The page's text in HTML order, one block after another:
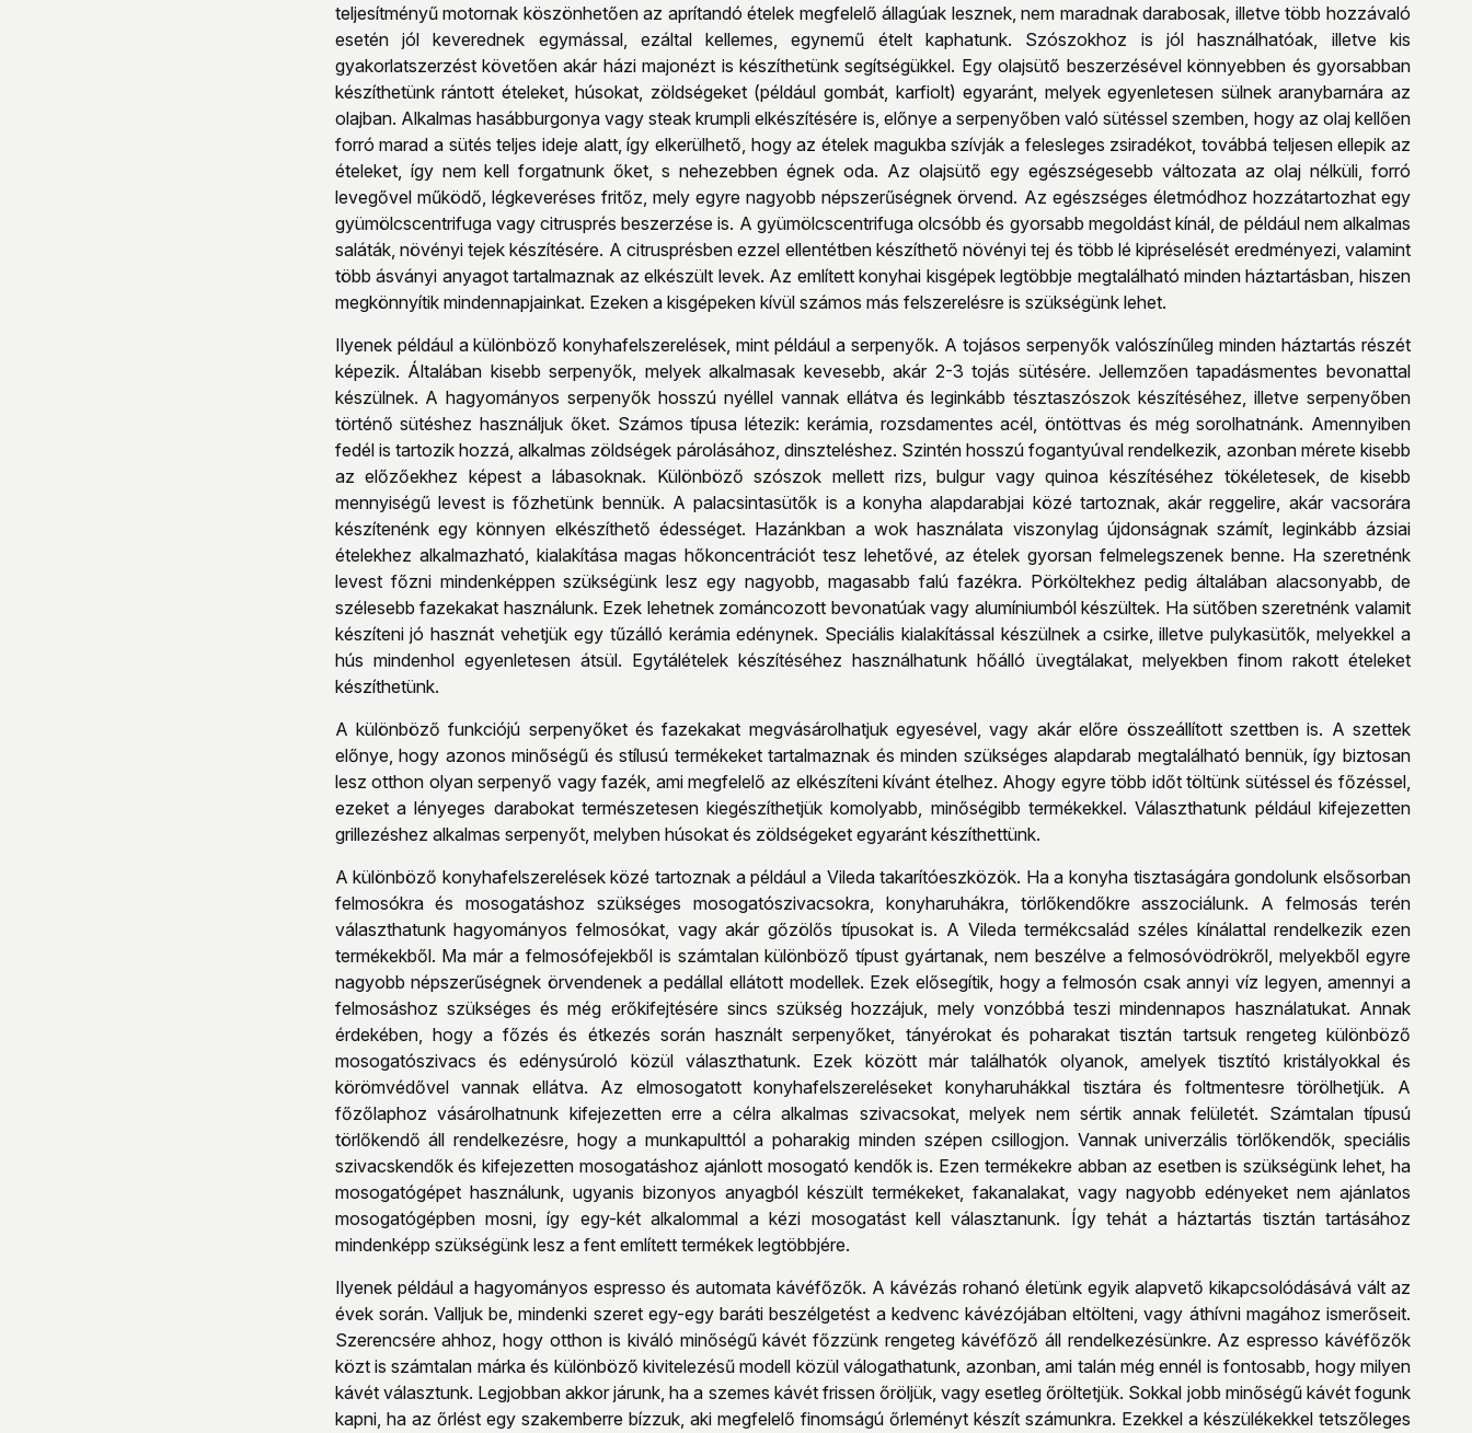
teljesítményű motornak köszönhetően az aprítandó ételek megfelelő állagúak lesznek, nem maradnak darabosak, illetve több hozzávaló
esetén jól keverednek egymással, ezáltal kellemes, egynemű ételt kaphatunk. Szószokhoz is jól használhatóak, illetve kis
gyakorlatszerzést követően akár házi majonézt is készíthetünk segítségükkel. Egy olajsütő beszerzésével könnyebben és gyorsabban
készíthetünk rántott ételeket, húsokat, zöldségeket (például gombát, karfiolt) egyaránt, melyek egyenletesen sülnek aranybarnára az
olajban. Alkalmas hasábburgonya vagy steak krumpli elkészítésére is, előnye a serpenyőben való sütéssel szemben, hogy az olaj kellően
forró marad a sütés teljes ideje alatt, így elkerülhető, hogy az ételek magukba szívják a felesleges zsiradékot, továbbá teljesen ellepik az
ételeket, így nem kell forgatnunk őket, s nehezebben égnek oda. Az olajsütő egy egészségesebb változata az olaj nélküli, forró
levegővel működő, légkeveréses fritőz, mely egyre nagyobb népszerűségnek örvend. Az egészséges életmódhoz hozzátartozhat egy
gyümölcscentrifuga vagy citrusprés beszerzése is. A gyümölcscentrifuga olcsóbb és gyorsabb megoldást kínál, de például nem alkalmas
saláták, növényi tejek készítésére. A citrusprésben ezzel ellentétben készíthető növényi tej és több lé kipréselését eredményezi, valamint
több ásványi anyagot tartalmaznak az elkészült levek. Az említett konyhai kisgépek legtöbbje megtalálható minden háztartásban, hiszen
megkönnyítik mindennapjainkat. Ezeken a kisgépeken kívül számos más felszerelésre is szükségünk lehet.
Ilyenek például a különböző konyhafelszerelések, mint például a serpenyők. A tojásos serpenyők valószínűleg minden háztartás részét
képezik. Általában kisebb serpenyők, melyek alkalmasak kevesebb, akár 2-3 tojás sütésére. Jellemzően tapadásmentes bevonattal
készülnek. A hagyományos serpenyők hosszú nyéllel vannak ellátva és leginkább tésztaszószok készítéséhez, illetve serpenyőben
történő sütéshez használjuk őket. Számos típusa létezik: kerámia, rozsdamentes acél, öntöttvas és még sorolhatnánk. Amennyiben
fedél is tartozik hozzá, alkalmas zöldségek párolásához, dinszteléshez. Szintén hosszú fogantyúval rendelkezik, azonban mérete kisebb
az előzőekhez képest a lábasoknak. Különböző szószok mellett rizs, bulgur vagy quinoa készítéséhez tökéletesek, de kisebb
mennyiségű levest is főzhetünk bennük. A palacsintasütők is a konyha alapdarabjai közé tartoznak, akár reggelire, akár vacsorára
készítenénk egy könnyen elkészíthető édességet. Hazánkban a wok használata viszonylag újdonságnak számít, leginkább ázsiai
ételekhez alkalmazható, kialakítása magas hőkoncentrációt tesz lehetővé, az ételek gyorsan felmelegszenek benne. Ha szeretnénk
levest főzni mindenképpen szükségünk lesz egy nagyobb, magasabb falú fazékra. Pörköltekhez pedig általában alacsonyabb, de
szélesebb fazekakat használunk. Ezek lehetnek zománcozott bevonatúak vagy alumíniumból készültek. Ha sütőben szeretnénk valamit
készíteni jó hasznát vehetjük egy tűzálló kerámia edénynek. Speciális kialakítással készülnek a csirke, illetve pulykasütők, melyekkel a
hús mindenhol egyenletesen átsül. Egytálételek készítéséhez használhatunk hőálló üvegtálakat, melyekben finom rakott ételeket
készíthetünk.
A különböző funkciójú serpenyőket és fazekakat megvásárolhatjuk egyesével, vagy akár előre összeállított szettben is. A szettek
előnye, hogy azonos minőségű és stílusú termékeket tartalmaznak és minden szükséges alapdarab megtalálható bennük, így biztosan
lesz otthon olyan serpenyő vagy fazék, ami megfelelő az elkészíteni kívánt ételhez. Ahogy egyre több időt töltünk sütéssel és főzéssel,
ezeket a lényeges darabokat természetesen kiegészíthetjük komolyabb, minőségibb termékekkel. Választhatunk például kifejezetten
grillezéshez alkalmas serpenyőt, melyben húsokat és zöldségeket egyaránt készíthettünk.
A különböző konyhafelszerelések közé tartoznak a például a Vileda takarítóeszközök. Ha a konyha tisztaságára gondolunk elsősorban
felmosókra és mosogatáshoz szükséges mosogatószivacsokra, konyharuhákra, törlőkendőkre asszociálunk. A felmosás terén
választhatunk hagyományos felmosókat, vagy akár gőzölős típusokat is. A Vileda termékcsalád széles kínálattal rendelkezik ezen
termékekből. Ma már a felmosófejekből is számtalan különböző típust gyártanak, nem beszélve a felmosóvödrökről, melyekből egyre
nagyobb népszerűségnek örvendenek a pedállal ellátott modellek. Ezek elősegítik, hogy a felmosón csak annyi víz legyen, amennyi a
felmosáshoz szükséges és még erőkifejtésére sincs szükség hozzájuk, mely vonzóbbá teszi mindennapos használatukat. Annak
érdekében, hogy a főzés és étkezés során használt serpenyőket, tányérokat és poharakat tisztán tartsuk rengeteg különböző
mosogatószivacs és edénysúroló közül választhatunk. Ezek között már találhatók olyanok, amelyek tisztító kristályokkal és
körömvédővel vannak ellátva. Az elmosogatott konyhafelszereléseket konyharuhákkal tisztára és foltmentesre törölhetjük. A
főzőlaphoz vásárolhatnunk kifejezetten erre a célra alkalmas szivacsokat, melyek nem sértik annak felületét. Számtalan típusú
törlőkendő áll rendelkezésre, hogy a munkapulttól a poharakig minden szépen csillogjon. Vannak univerzális törlőkendők, speciális
szivacskendők és kifejezetten mosogatáshoz ajánlott mosogató kendők is. Ezen termékekre abban az esetben is szükségünk lehet, ha
mosogatógépet használunk, ugyanis bizonyos anyagból készült termékeket, fakanalakat, vagy nagyobb edényeket nem ajánlatos
mosogatógépben mosni, így egy-két alkalommal a kézi mosogatást kell választanunk. Így tehát a háztartás tisztán tartásához
mindenképp szükségünk lesz a fent említett termékek legtöbbjére.
Ilyenek például a hagyományos espresso és automata kávéfőzők. A kávézás rohanó életünk egyik alapvető kikapcsolódásává vált az
évek során. Valljuk be, mindenki szeret egy-egy baráti beszélgetést a kedvenc kávézójában eltölteni, vagy áthívni magához ismerőseit.
Szerencsére ahhoz, hogy otthon is kiváló minőségű kávét főzzünk rengeteg kávéfőző áll rendelkezésünkre. Az espresso kávéfőzők
közt is számtalan márka és különböző kivitelezésű modell közül válogathatunk, azonban, ami talán még ennél is fontosabb, hogy milyen
kávét választunk. Legjobban akkor járunk, ha a szemes kávét frissen őröljük, vagy esetleg őröltetjük. Sokkal jobb minőségű kávét fogunk
kapni, ha az őrlést egy szakemberre bízzuk, aki megfelelő finomságú őrleményt készít számunkra. Ezekkel a készülékekkel tetszőleges